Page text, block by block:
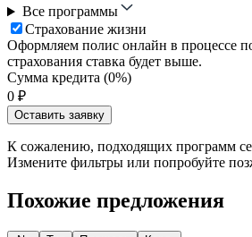
Все программы
Страхование жизни
Оформляем полис онлайн в процессе
страхования ставка будет выше.
Сумма кредита (0%)
0 ₽
Оставить заявку
К сожалению, подходящих программ
Измените фильтры или попробуйте
Похожие предложения